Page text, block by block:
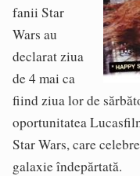
fanii Star
Wars au
declarat ziua
de 4 mai ca
fiind ziua lor de
oportunitatea
Star Wars, care
galaxie îndepărtată.